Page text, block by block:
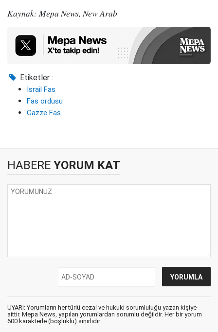
Kaynak: Mepa News, New Arab
Etiketler :
İsrail Fas
Fas ordusu
Gazze Fas
HABERE YORUM KAT
UYARI: Yorumların her türlü cezai ve hukuki sorumluluğu yazan kişiye
aittir. Mepa News, yapılan yorumlardan sorumlu değildir. Her bir yorum
600 karakterle (boşluklu) sınırlıdır.